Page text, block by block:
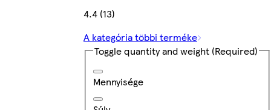
4.4 (13)
A kategória többi terméke
Toggle quantity and weight (Required)
Mennyisége